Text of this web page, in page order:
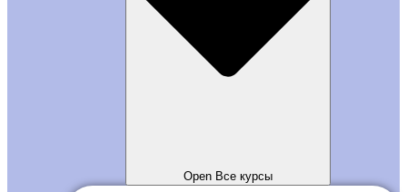
Open Все курсы